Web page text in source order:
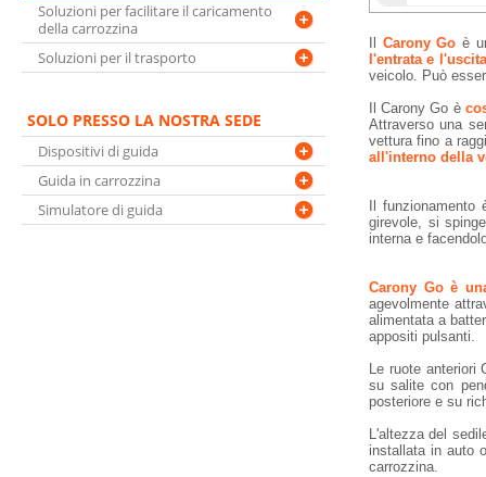
Soluzioni per facilitare il caricamento
della carrozzina
Soluzioni per il trasporto
SOLO PRESSO LA NOSTRA SEDE
Dispositivi di guida
Guida in carrozzina
Simulatore di guida
Carony Go è
l'entrata e
veicolo. Può
Il Carony Go è
Attraverso una
vettura fino a
all'interno della
Il
girevole, si
interna e
Carony Go è
agevolmente
alimentata a
appositi pulsanti.
Le ruote anteriori
su salite con
posteriore e su
L'altezza del
installata in auto
carrozzina.